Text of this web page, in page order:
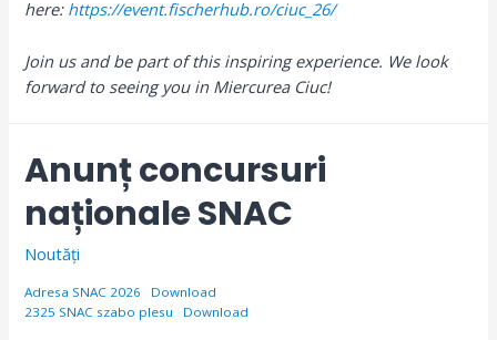
here: https://event.fischerhub.ro/ciuc_26/
Join us and be part of this inspiring experience. We look
forward to seeing you in Miercurea Ciuc!
Anunț concursuri
naționale SNAC
Noutăți
Adresa SNAC 2026
Download
2325 SNAC szabo plesu
Download